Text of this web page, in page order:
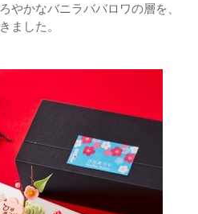
やかなバニラババロワの層を、
ました。